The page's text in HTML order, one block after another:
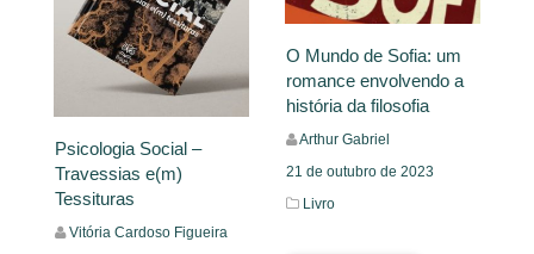
Psicologia Social –
Travessias e(m)
Tessituras
Vitória Cardoso Figueira
O Mundo de Sofia: um
romance envolvendo a
história da filosofia
Arthur Gabriel
21 de outubro de 2023
Livro